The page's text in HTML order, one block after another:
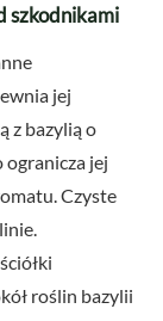
szkodnikami
jej
z bazylią o
ogranicza jej
Czyste
roślin bazylii